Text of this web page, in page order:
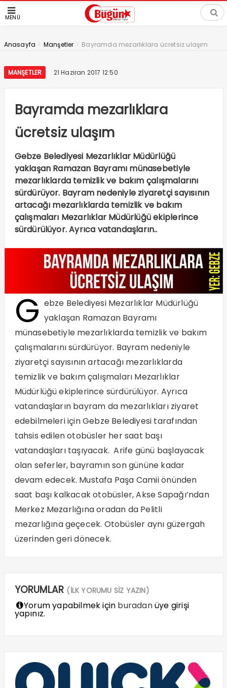
MENÜ
Anasayfa > Manşetler > Bayramda mezarlıklara ücretsiz ulaşım
MANŞETLER 21 Haziran 2017 12:50
Bayramda mezarlıklara
ücretsiz ulaşım
Gebze Belediyesi Mezarlıklar Müdürlüğü
yaklaşan Ramazan Bayramı münasebetiyle
mezarlıklarda temizlik ve bakım çalışmalarını
sürdürüyor. Bayram nedeniyle ziyaretçi sayısının
artacağı mezarlıklarda temizlik ve bakım
çalışmaları Mezarlıklar Müdürlüğü ekiplerince
sürdürülüyor. Ayrıca vatandaşların..
G ebze Belediyesi Mezarlıklar Müdürlüğü
yaklaşan Ramazan Bayramı
münasebetiyle mezarlıklarda temizlik ve bakım
çalışmalarını sürdürüyor. Bayram nedeniyle
ziyaretçi sayısının artacağı mezarlıklarda
temizlik ve bakım çalışmaları Mezarlıklar
Müdürlüğü ekiplerince sürdürülüyor. Ayrıca
vatandaşların bayram da mezarlıkları ziyaret
edebilmeleri için Gebze Belediyesi tarafından
tahsis edilen otobüsler her saat başı
vatandaşları taşıyacak. Arife günü başlayacak
olan seferler, bayramın son gününe kadar
devam edecek. Mustafa Paşa Camii önünden
saat başı kalkacak otobüsler, Akse Sapağı’ndan
Merkez Mezarlığına oradan da Pelitli
mezarlığına geçecek. Otobüsler aynı güzergah
üzerinden geri dönecek.
YORUMLAR (İLK YORUMU SİZ YAZIN)
Yorum yapabilmek için buradanüye girişi
yapınız.